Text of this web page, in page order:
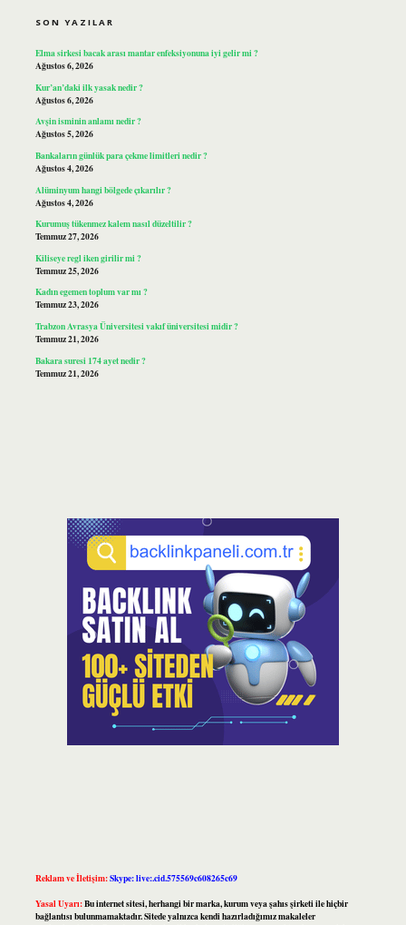
SON YAZILAR
Elma sirkesi bacak arası mantar enfeksiyonuna iyi gelir mi ?
Ağustos 6, 2026
Kur’an’daki ilk yasak nedir ?
Ağustos 6, 2026
Avşin isminin anlamı nedir ?
Ağustos 5, 2026
Bankaların günlük para çekme limitleri nedir ?
Ağustos 4, 2026
Alüminyum hangi bölgede çıkarılır ?
Ağustos 4, 2026
Kurumuş tükenmez kalem nasıl düzeltilir ?
Temmuz 27, 2026
Kiliseye regl iken girilir mi ?
Temmuz 25, 2026
Kadın egemen toplum var mı ?
Temmuz 23, 2026
Trabzon Avrasya Üniversitesi vakıf üniversitesi midir ?
Temmuz 21, 2026
Bakara suresi 174 ayet nedir ?
Temmuz 21, 2026
Reklam ve İletişim:Skype: live:.cid.575569c608265c69
Yasal Uyarı:Bu internet sitesi, herhangi bir marka, kurum veya şahıs şirketi ile hiçbir
bağlantısı bulunmamaktadır. Sitede yalnızca kendi hazırladığımız makaleler